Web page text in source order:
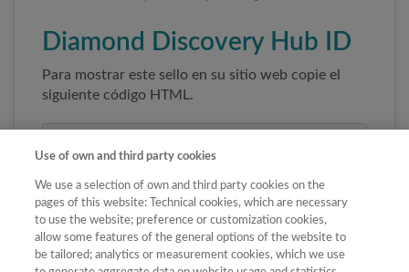
Diamond Discovery Hub ID
Para mostrar este sello en su sitio web copie el
siguiente código HTML.
Use of own and third party cookies
We use a selection of own and third party cookies on the
pages of this website: Technical cookies, which are necessary
to use the website; preference or customization cookies,
allow some features of the general options of the website to
be tailored; analytics or measurement cookies, which we use